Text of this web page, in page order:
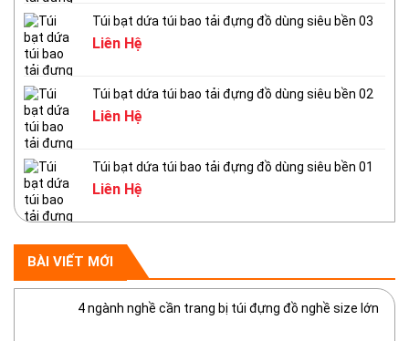
Túi bạt dứa túi bao tải đựng đồ dùng siêu bền 03
Liên Hệ
Túi bạt dứa túi bao tải đựng đồ dùng siêu bền 02
Liên Hệ
Túi bạt dứa túi bao tải đựng đồ dùng siêu bền 01
Liên Hệ
BÀI VIẾT MỚI
4 ngành nghề cần trang bị túi đựng đồ nghề size lớn